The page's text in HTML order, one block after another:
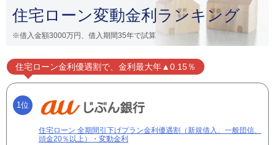
住宅ローン変動金利ランキング
※借入金額3000万円、借入期間35年で試算
住宅ローン金利優遇割で、金利最大年▲0.15％
1位
住宅ローン 全期間引下げプラン金利優遇割（新規借入、一般団信、
頭金20％以上）・変動金利